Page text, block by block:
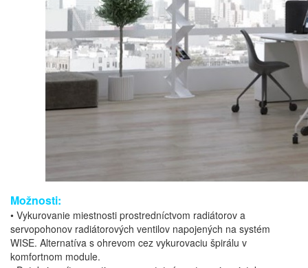
Možnosti:
• Vykurovanie miestnosti prostredníctvom radiátorov a
servopohonov radiátorových ventilov napojených na systém
WISE. Alternatíva s ohrevom cez vykurovaciu špirálu v
komfortnom module.